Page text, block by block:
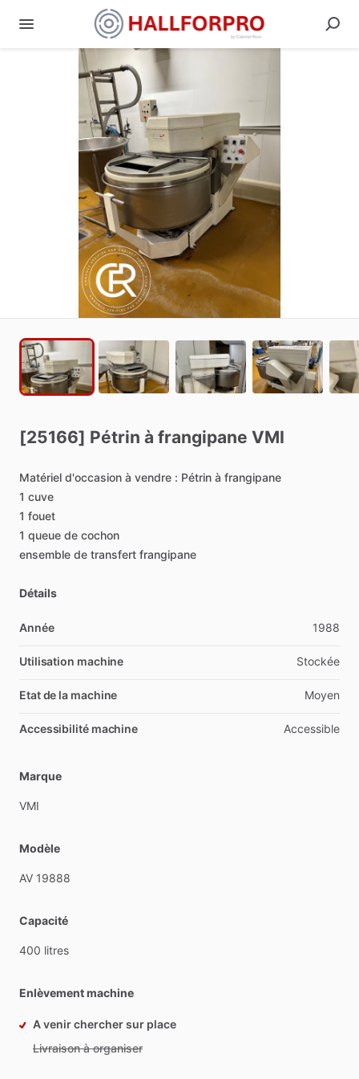
[25166] Pétrin à frangipane VMI
Matériel d'occasion à vendre : Pétrin à frangipane
1 cuve
1 fouet
1 queue de cochon
ensemble de transfert frangipane
Détails
Année 1988
Utilisation machine Stockée
Etat de la machine Moyen
Accessibilité machine Accessible
Marque
VMI
Modèle
AV 19888
Capacité
400 litres
Enlèvement machine
A venir chercher sur place
Livraison à organiser